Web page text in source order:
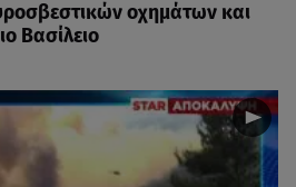
οχημάτων και
Βασίλειο